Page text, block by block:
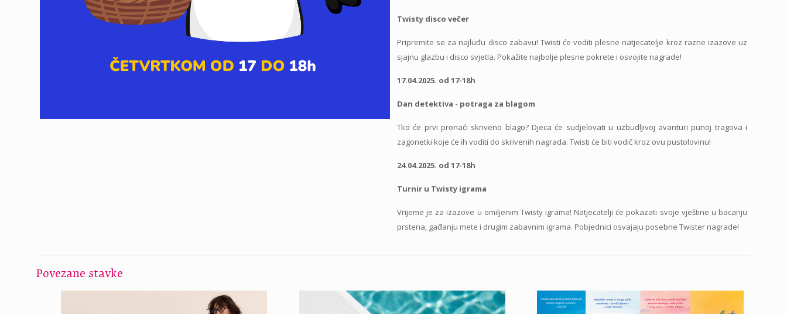
Twisty disco večer
Pripremite se za najluđu disco zabavu! Twisti će voditi plesne natjecatelje kroz razne izazove uz
sjajnu glazbu i disco svjetla. Pokažite najbolje plesne pokrete i osvojite nagrade!
17.04.2025. od 17-18h
Dan detektiva - potraga za blagom
Tko će prvi pronaći skriveno blago? Djeca će sudjelovati u uzbudljivoj avanturi punoj tragova i
zagonetki koje će ih voditi do skrivenih nagrada. Twisti će biti vodič kroz ovu pustolovinu!
24.04.2025. od 17-18h
Turnir u Twisty igrama
Vrijeme je za izazove u omiljenim Twisty igrama! Natjecatelji će pokazati svoje vještine u bacanju
prstena, gađanju mete i drugim zabavnim igrama. Pobjednici osvajaju posebne Twister nagrade!
Povezane stavke